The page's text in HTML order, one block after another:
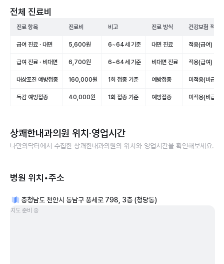
전체 진료비
진료 항목 진료비 비고 진료 방식 건강보험 적용
급여 진료 · 대면 5,600원 6~64세 기준 대면 진료 적용(급여)
급여 진료 · 비대면 6,700원 6~64세 기준 비대면 진료 적용(급여)
대상포진 예방접종 160,000원 1회 접종 기준 예방접종 미적용(비급여)
독감 예방접종 40,000원 1회 접종 기준 예방접종 미적용(비급여)
상쾌한내과의원 위치·영업시간
나만의닥터에서 수집한 상쾌한내과의원의 위치와 영업시간을 확인해보세요.
병원 위치•주소
충청남도 천안시 동남구 풍세로 798, 3층 (청당동)
지도 준비 중